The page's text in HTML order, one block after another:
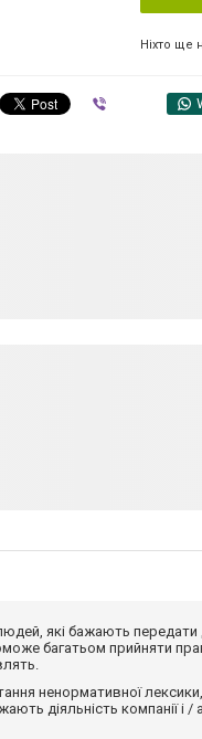
Ніхто ще
людей, які бажають
багатьом прийняти
ненормативної
діяльність компанії і